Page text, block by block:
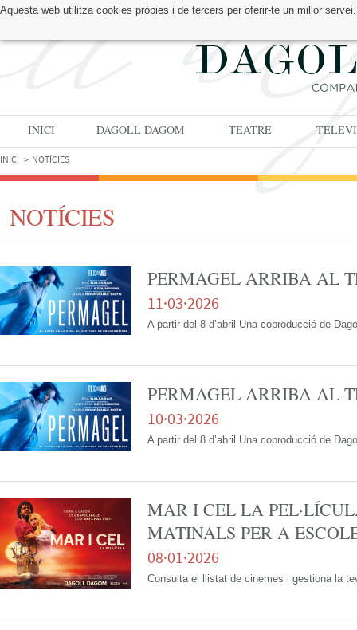
Aquesta web utilitza cookies pròpies i de tercers per oferir-te un millor
TROBA'NS A:
INICI DAGOLL DAGOM TEATRE
INICI NOTÍCIES
NOTÍCIES
PERMAGEL ARRIBA AL
11·03·2026
A partir del 8 d’abril Una coproducció de
PERMAGEL ARRIBA AL
10·03·2026
A partir del 8 d’abril Una coproducció de
MAR I CEL LA
MATINALS PER A
08·01·2026
Consulta el llistat de cinemes i gestiona la